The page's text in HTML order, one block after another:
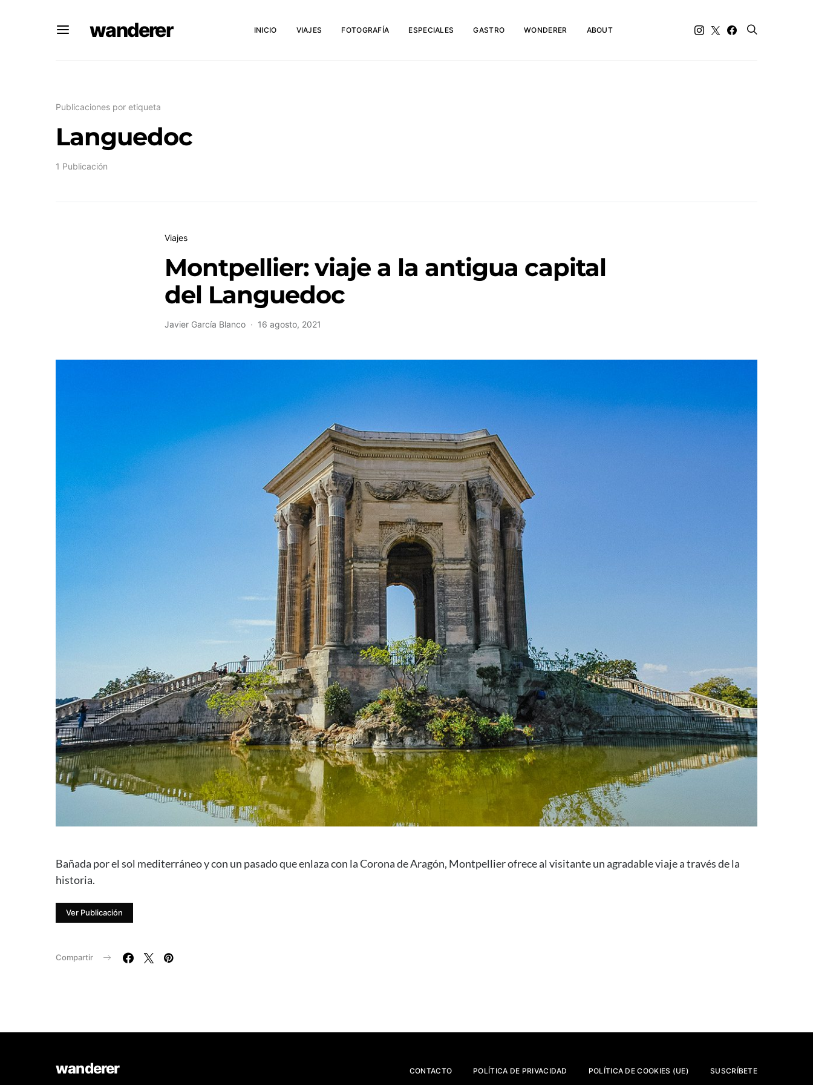
wanderer INICIO VIAJES FOTOGRAFÍA ESPECIALES GASTRO WONDERER ABOUT
Publicaciones por etiqueta
Languedoc
1 Publicación
Viajes
Montpellier: viaje a la antigua capital
del Languedoc
Javier García Blanco 16 agosto, 2021
Bañada por el sol mediterráneo y con un pasado que enlaza con la Corona de Aragón, Montpellier ofrece al visitante un agradable viaje a través de la
historia.
Ver Publicación
Compartir
wanderer CONTACTO POLÍTICA DE PRIVACIDAD POLÍTICA DE COOKIES (UE) SUSCRÍBETE